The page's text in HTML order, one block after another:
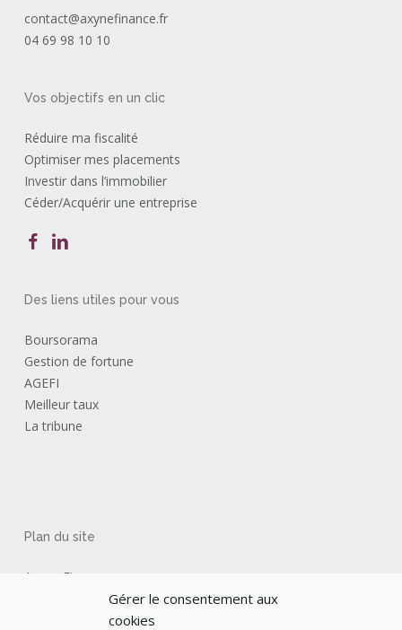
Gérer le consentement aux
cookies
contact@axynefinance.fr
04 69 98 10 10
Vos objectifs en un clic
Réduire ma fiscalité
Optimiser mes placements
Investir dans l’immobilier
Céder/Acquérir une entreprise
Des liens utiles pour vous
Boursorama
Gestion de fortune
AGEFI
Meilleur taux
La tribune
Plan du site
Axyne Finance